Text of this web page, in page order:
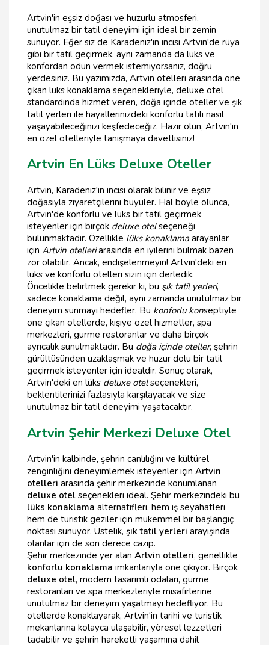
Artvin'in eşsiz doğası ve huzurlu atmosferi,
unutulmaz bir tatil deneyimi için ideal bir zemin
sunuyor. Eğer siz de Karadeniz'in incisi Artvin'de rüya
gibi bir tatil geçirmek, aynı zamanda da lüks ve
konfordan ödün vermek istemiyorsanız, doğru
yerdesiniz. Bu yazımızda, Artvin otelleri arasında öne
çıkan lüks konaklama seçenekleriyle, deluxe otel
standardında hizmet veren, doğa içinde oteller ve şık
tatil yerleri ile hayallerinizdeki konforlu tatili nasıl
yaşayabileceğinizi keşfedeceğiz. Hazır olun, Artvin'in
en özel otelleriyle tanışmaya davetlisiniz!
Artvin En Lüks Deluxe Oteller
Artvin, Karadeniz'in incisi olarak bilinir ve eşsiz
doğasıyla ziyaretçilerini büyüler. Hal böyle olunca,
Artvin'de konforlu ve lüks bir tatil geçirmek
isteyenler için birçok deluxe otelseçeneği
bulunmaktadır. Özellikle lüks konaklamaarayanlar
için Artvin otelleriarasında en iyilerini bulmak bazen
zor olabilir. Ancak, endişelenmeyin! Artvin'deki en
lüks ve konforlu otelleri sizin için derledik.
Öncelikle belirtmek gerekir ki, bu şık tatil yerleri,
sadece konaklama değil, aynı zamanda unutulmaz bir
deneyim sunmayı hedefler. Bu konforlu konseptiyle
öne çıkan otellerde, kişiye özel hizmetler, spa
merkezleri, gurme restoranlar ve daha birçok
ayrıcalık sunulmaktadır. Bu doğa içinde oteller, şehrin
gürültüsünden uzaklaşmak ve huzur dolu bir tatil
geçirmek isteyenler için idealdir. Sonuç olarak,
Artvin'deki en lüks deluxe otelseçenekleri,
beklentilerinizi fazlasıyla karşılayacak ve size
unutulmaz bir tatil deneyimi yaşatacaktır.
Artvin Şehir Merkezi Deluxe Otel
Artvin'in kalbinde, şehrin canlılığını ve kültürel
zenginliğini deneyimlemek isteyenler için Artvin
otelleri arasında şehir merkezinde konumlanan
deluxe otel seçenekleri ideal. Şehir merkezindeki bu
lüks konaklama alternatifleri, hem iş seyahatleri
hem de turistik geziler için mükemmel bir başlangıç
noktası sunuyor. Üstelik, şık tatil yerleri arayışında
olanlar için de son derece cazip.
Şehir merkezinde yer alan Artvin otelleri, genellikle
konforlu konaklama imkanlarıyla öne çıkıyor. Birçok
deluxe otel, modern tasarımlı odaları, gurme
restoranları ve spa merkezleriyle misafirlerine
unutulmaz bir deneyim yaşatmayı hedefliyor. Bu
otellerde konaklayarak, Artvin'in tarihi ve turistik
mekanlarına kolayca ulaşabilir, yöresel lezzetleri
tadabilir ve şehrin hareketli yaşamına dahil